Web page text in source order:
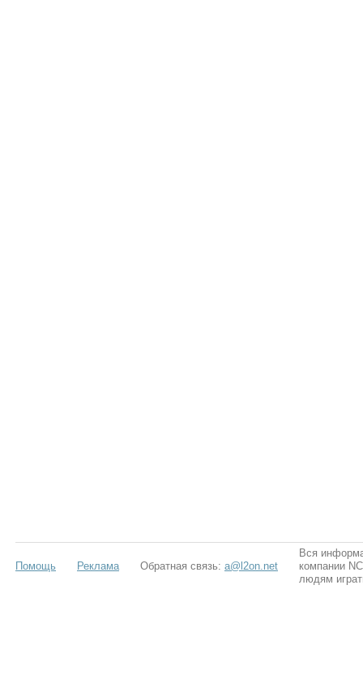
Помощь Реклама Обратная связь: a@l2on.net
Вся
компании
людям